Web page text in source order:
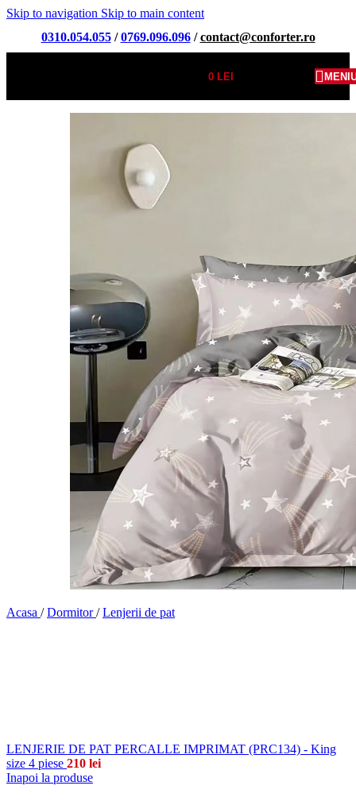
Skip to navigation Skip to main content
0310.054.055/0769.096.096/contact@conforter.ro
0LEI
Acasa / Dormitor/ Lenjerii de pat
LENJERIE DE PAT PERCALLE IMPRIMAT (PRC134) - King
size 4 piese 210 lei
Inapoi la produse